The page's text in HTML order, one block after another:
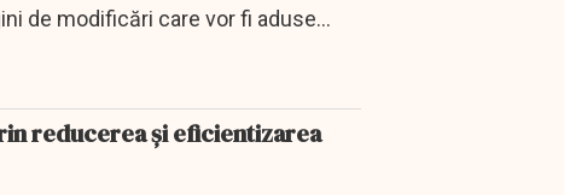
de modificări care vor fi aduse
reducerea şi eficientizarea